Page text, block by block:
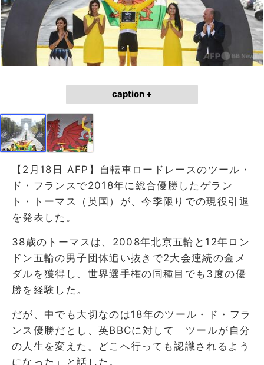
caption +
【2月18日 AFP】自転車ロードレースのツール・
ド・フランスで2018年に総合優勝したゲラン
ト・トーマス（英国）が、今季限りでの現役引退
を発表した。
38歳のトーマスは、2008年北京五輪と12年ロン
ドン五輪の男子団体追い抜きで2大会連続の金メ
ダルを獲得し、世界選手権の同種目でも3度の優
勝を経験した。
だが、中でも大切なのは18年のツール・ド・フラ
ンス優勝だとし、英BBCに対して「ツールが自分
の人生を変えた。どこへ行っても認識されるよう
になった」と話した。